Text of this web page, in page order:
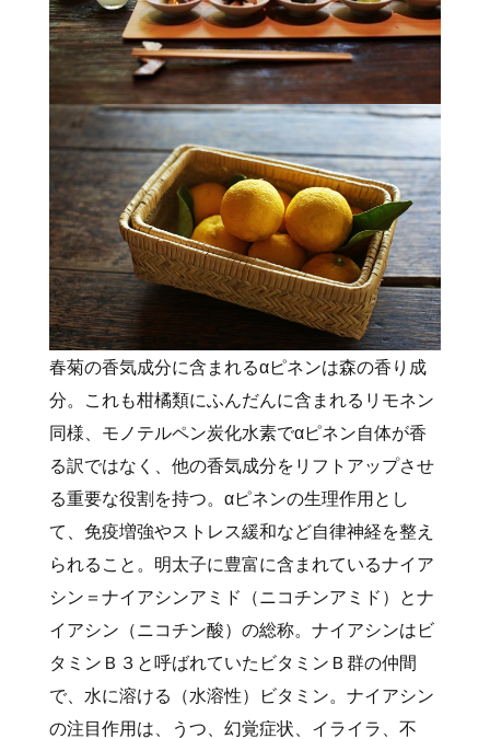
春菊の香気成分に含まれるαピネンは森の香り成
分。これも柑橘類にふんだんに含まれるリモネン
同様、モノテルペン炭化水素でαピネン自体が香
る訳ではなく、他の香気成分をリフトアップさせ
る重要な役割を持つ。αピネンの生理作用とし
て、免疫増強やストレス緩和など自律神経を整え
られること。明太子に豊富に含まれているナイア
シン＝ナイアシンアミド（ニコチンアミド）とナ
イアシン（ニコチン酸）の総称。ナイアシンはビ
タミンＢ３と呼ばれていたビタミンＢ群の仲間
で、水に溶ける（水溶性）ビタミン。ナイアシン
の注目作用は、うつ、幻覚症状、イライラ、不